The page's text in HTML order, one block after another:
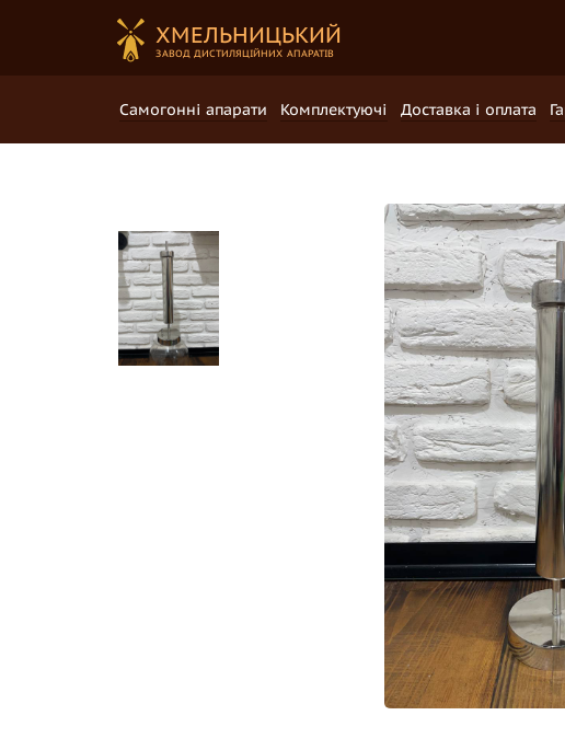
ХМЕЛЬНИЦЬКИЙ
ЗАВОД ДИCTИЛЯЦІЙНИХ АПАРАТІВ
Самогонні апарати Комплектуючі Доставка і оплата